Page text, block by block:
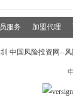
服务 加盟代理
中国风险投资网--